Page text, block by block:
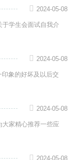
学生会面试自我介
2024-05-08
象的好坏及以后交
2024-05-08
家精心推荐一些应
2024-05-08
2024-05-08